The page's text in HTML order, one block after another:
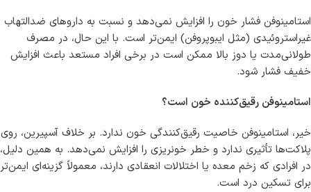
استامینوفن فشار خون را افزایش نمی‌دهد و نسبت به داروهای ضدالتهاب
غیراستروئیدی (مثل ایبوپروفن) ایمن‌تر است. با این حال، در مصرف
طولانی‌مدت یا دوز بالا ممکن است در برخی افراد مستعد باعث افزایش
خفیف فشار شود.
استامینوفن رقیق‌کننده خون است؟
خیر، استامینوفن خاصیت رقیق‌کنندگی خون ندارد. بر خلاف آسپیرین، روی
پلاکت‌ها تأثیری ندارد و خطر خونریزی را افزایش نمی‌دهد. به همین دلیل،
در افرادی که زخم معده یا اختلالات انعقادی دارند، معمولاً گزینه‌ای ایمن‌تر
برای تسکین درد است.